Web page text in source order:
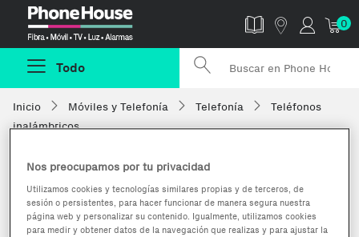
0
Todo
Inicio Móviles y Telefonía Telefonía
Teléfonos
inalámbricos
Nos preocupamos por tu privacidad
Utilizamos cookies y tecnologías similares propias y de terceros, de
sesión o persistentes, para hacer funcionar de manera segura nuestra
página web y personalizar su contenido. Igualmente, utilizamos cookies
para medir y obtener datos de la navegación que realizas y para ajustar la